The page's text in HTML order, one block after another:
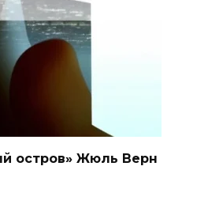
остров» Жюль Верн